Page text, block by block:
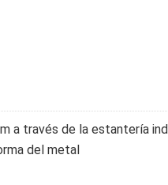
a través de la estantería
del metal